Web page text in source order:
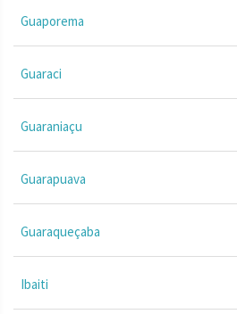
Guaporema
Guaraci
Guaraniaçu
Guarapuava
Guaraqueçaba
Ibaiti